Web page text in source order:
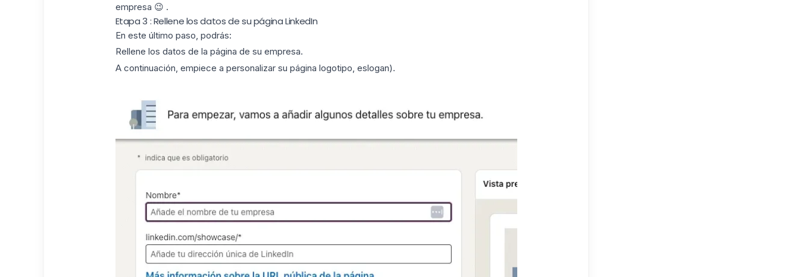
empresa 😉 .
Etapa 3 : Rellene los datos de su página LinkedIn
En este último paso, podrás:
Rellene los datos de la página de su empresa.
A continuación, empiece a personalizar su página logotipo, eslogan).